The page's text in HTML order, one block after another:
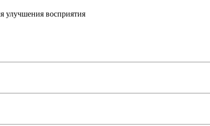
улучшения восприятия